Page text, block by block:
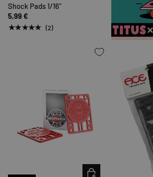
Shock Pads 1/16"
5,99 €
★★★★★ (2)
OPTIONEN AUSWÄHLEN